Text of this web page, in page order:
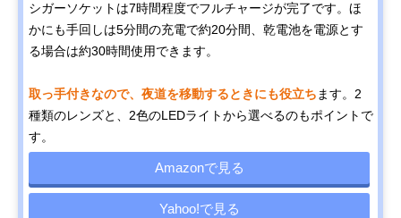
シガーソケットは7時間程度でフルチャージが完了です。ほ
かにも手回しは5分間の充電で約20分間、乾電池を電源とす
る場合は約30時間使用できます。
取っ手付きなので、夜道を移動するときにも役立ちます。2
種類のレンズと、2色のLEDライトから選べるのもポイントで
す。
Amazonで見る
Yahoo!で見る